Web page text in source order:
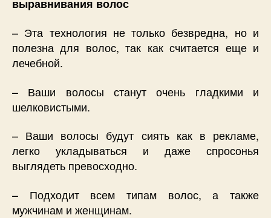
выравнивания волос
– Эта технология не только безвредна, но и
полезна для волос, так как считается еще и
лечебной.
– Ваши волосы станут очень гладкими и
шелковистыми.
– Ваши волосы будут сиять как в рекламе,
легко укладываться и даже спросонья
выглядеть превосходно.
– Подходит всем типам волос, а также
мужчинам и женщинам.